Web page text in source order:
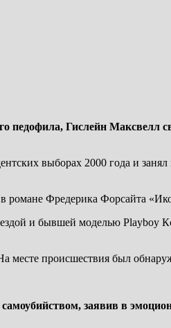
педофила, Гислейн Максвелл
выборах 2000 года и
романе Фредерика Форсайта
и бывшей моделью Playboy
месте происшествия был
заявив в